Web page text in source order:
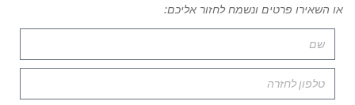
או השאירו פרטים ונשמח לחזור אליכם: